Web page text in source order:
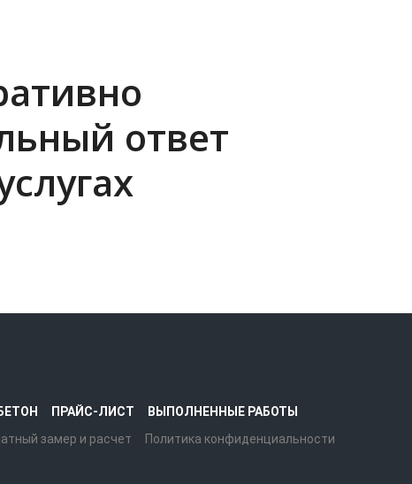
ответ
ПРАЙС-ЛИСТ
ВЫПОЛНЕННЫЕ РАБОТЫ
замер и расчет Политика конфиденциальности